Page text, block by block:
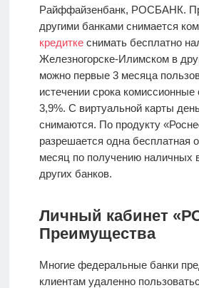
Райффайзенбанк, РОСБАНК.
другими банками снимается
кредиткеснимать бесплатно
Железногорске-Илимском в
можно первые 3 месяца
истечении срока комиссионные
3,9%. С виртуальной карты
снимаются. По продукту
разрешается одна бесплатная
месяц по получению наличных
других банков.
Личный кабинет
Преимущества
Многие федеральные банки
клиентам удаленно